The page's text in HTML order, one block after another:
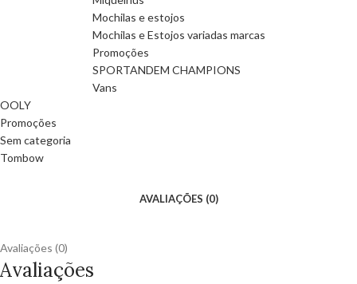
Mochilas e estojos
Mochilas e Estojos variadas marcas
Promoções
SPORTANDEM CHAMPIONS
Vans
OOLY
Promoções
Sem categoria
Tombow
AVALIAÇÕES (0)
Avaliações (0)
Avaliações